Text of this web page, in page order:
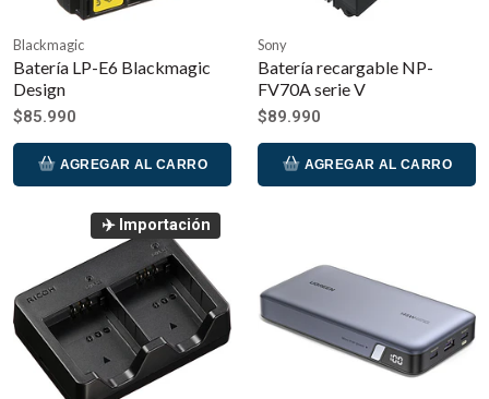
Blackmagic
Batería LP-E6 Blackmagic
Design
$85.990
AGREGAR AL CARRO
Sony
Batería recargable NP-
FV70A serie V
$89.990
AGREGAR AL CARRO
✈️ Importación